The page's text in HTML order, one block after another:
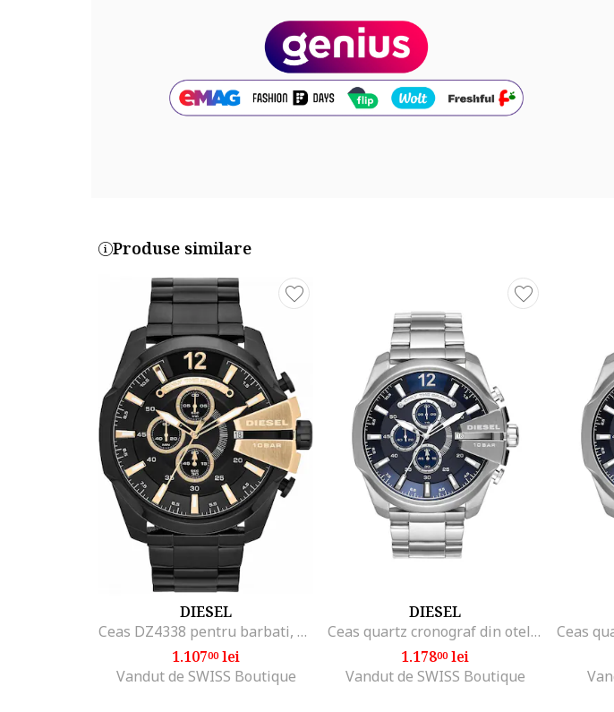
Tip citire cadran: cifre arabe, linii
Tip: bratara
Material curea/bratara: inox
Culoare curea/bratara: negru
Cod produs:
DZ4338
Part number key:
DD3Z63BBM
Produse similare
DIESEL
Ceas DZ4338 pentru barbati, negru, pentru inot
1.10700lei
Vandut de SWISS Boutique
DIESEL
Ceas quartz cronograf din otel inoxidabil, Argintiu
1.17800lei
Vandut de SWISS Boutique